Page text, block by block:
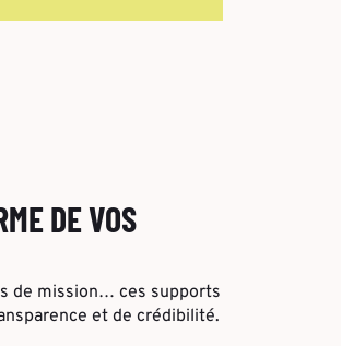
DE VOS
de mission… ces supports
et de crédibilité.